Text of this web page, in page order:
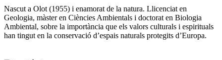
Nascut a Olot (1955) i enamorat de la natura. Llicenciat en
Geologia, màster en Ciències Ambientals i doctorat en Biologia
Ambiental, sobre la importància que els valors culturals i espirituals
han tingut en la conservació d’espais naturals protegits d’Europa.